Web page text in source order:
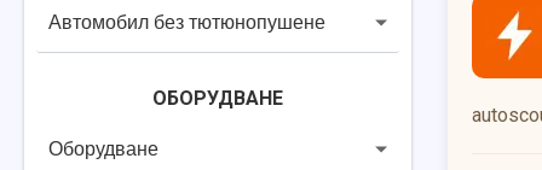
Автомобил без тютюнопушене
ОБОРУДВАНЕ
Оборудване